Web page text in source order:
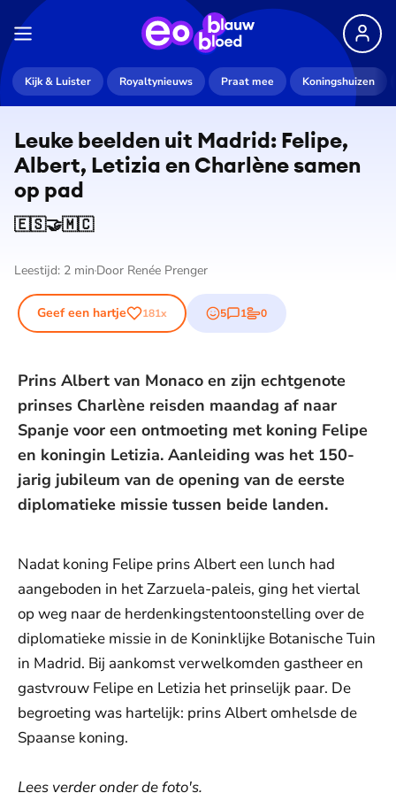
Kijk & Luister Royaltynieuws Praat mee Koningshuizen
Leuke beelden uit Madrid: Felipe,
Albert, Letizia en Charlène samen
op pad
🇪🇸🤝🇲🇨
Leestijd: 2 min Door Renée Prenger
Geef een hartje 181x 5
emojis
1
reactie
0
stem
Prins Albert van Monaco en zijn echtgenote
prinses Charlène reisden maandag af naar
Spanje voor een ontmoeting met koning Felipe
en koningin Letizia. Aanleiding was het 150-
jarig jubileum van de opening van de eerste
diplomatieke missie tussen beide landen.
Nadat koning Felipe prins Albert een lunch had
aangeboden in het Zarzuela-paleis, ging het viertal
op weg naar de herdenkingstentoonstelling over de
diplomatieke missie in de Koninklijke Botanische Tuin
in Madrid. Bij aankomst verwelkomden gastheer en
gastvrouw Felipe en Letizia het prinselijk paar. De
begroeting was hartelijk: prins Albert omhelsde de
Spaanse koning.
Lees verder onder de foto's.